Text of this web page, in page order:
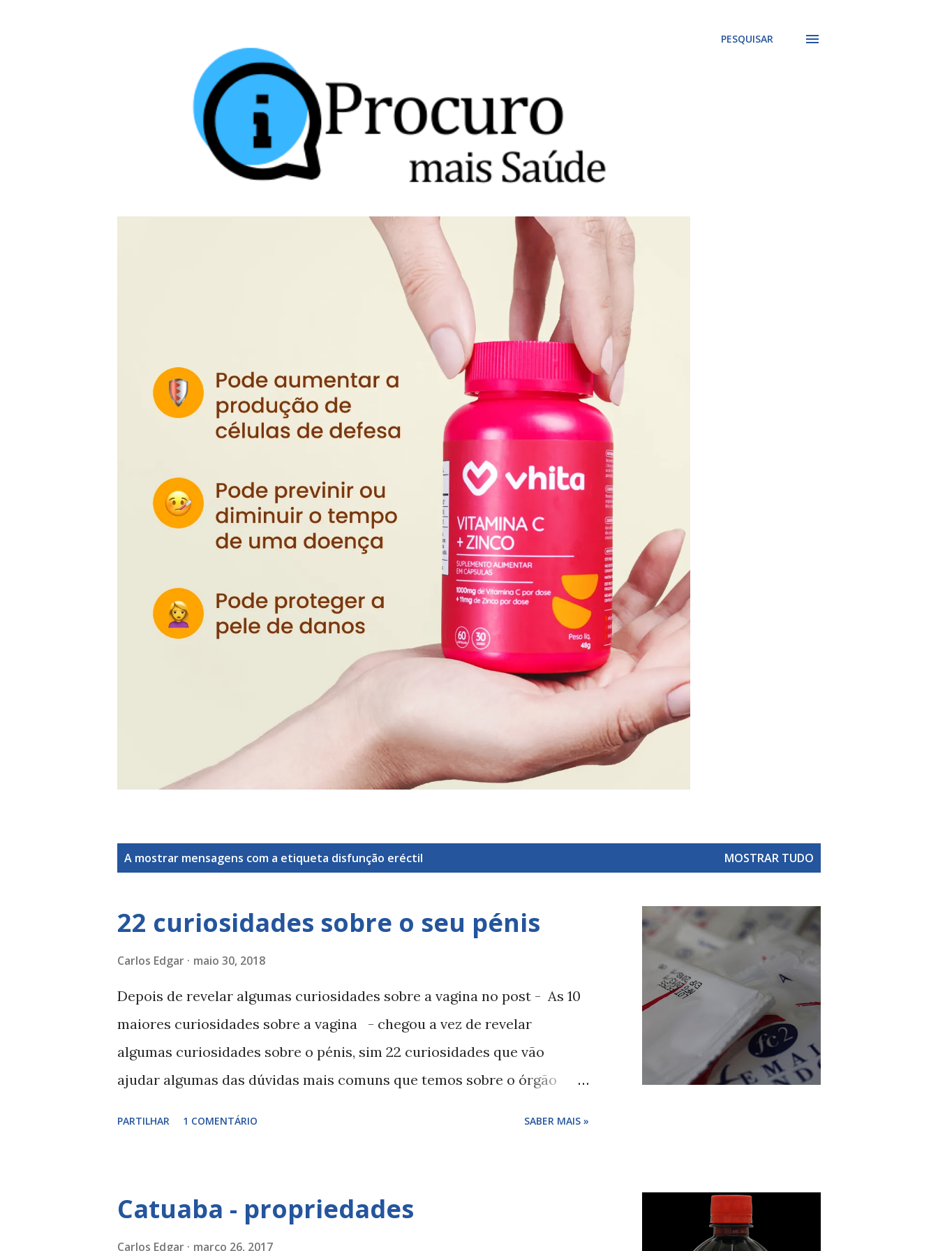
PESQUISAR
A mostrar mensagens com a etiqueta disfunção eréctil MOSTRAR TUDO
22 curiosidades sobre o seu pénis
Carlos Edgar maio 30, 2018
Depois de revelar algumas curiosidades sobre a vagina no post - As 10
maiores curiosidades sobre a vagina - chegou a vez de revelar
algumas curiosidades sobre o pénis, sim 22 curiosidades que vão
ajudar algumas das dúvidas mais comuns que temos sobre o órgão
recém-nascido? O pénis do recém-nascido mede em média 3,5 cm. 3 -
O homem negro tem o pénis maior que o homem branco? Sim, em
PARTILHAR 1 COMENTÁRIO SABER MAIS »
Catuaba - propriedades
Carlos Edgar março 26, 2017